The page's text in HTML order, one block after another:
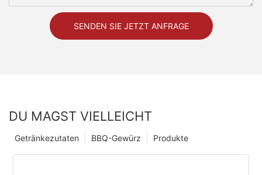
SENDEN SIE JETZT ANFRAGE
DU MAGST VIELLEICHT
Produkte
BBQ-Gewürz
Getränkezutaten